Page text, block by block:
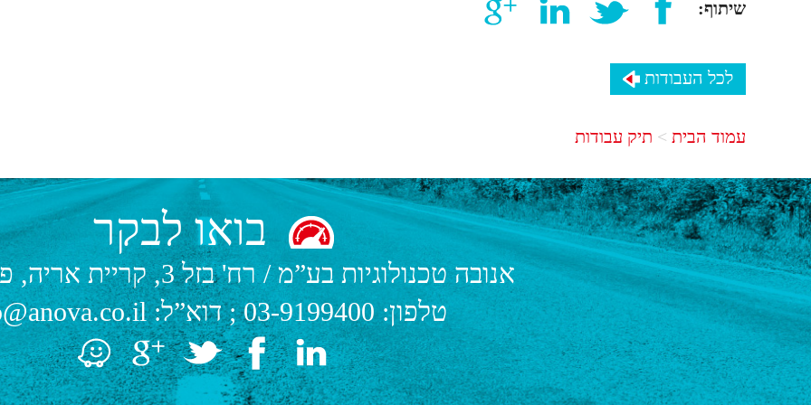
שיתוף:
לכל העבודות
עמוד הבית תיק עבודות
בואו לבקר
אנובה טכנולוגיות בע”מ/רח' בזל 3, קריית אריה, פתח תקווה.
טלפון:03-9199400; דוא”ל: